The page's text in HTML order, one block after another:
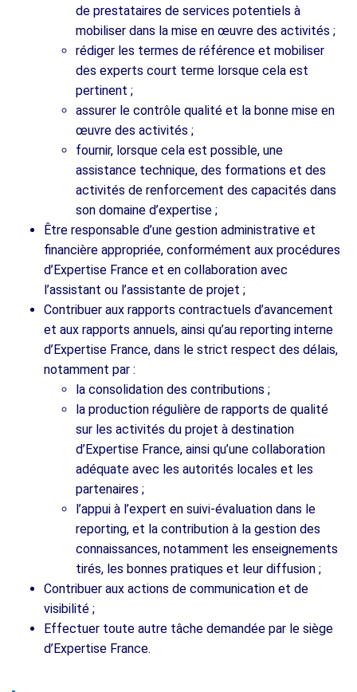
de prestataires de services potentiels à
mobiliser dans la mise en œuvre des activités ;
rédiger les termes de référence et mobiliser
des experts court terme lorsque cela est
pertinent ;
assurer le contrôle qualité et la bonne mise en
œuvre des activités ;
fournir, lorsque cela est possible, une
assistance technique, des formations et des
activités de renforcement des capacités dans
son domaine d’expertise ;
Être responsable d’une gestion administrative et
financière appropriée, conformément aux procédures
d’Expertise France et en collaboration avec
l’assistant ou l’assistante de projet ;
Contribuer aux rapports contractuels d’avancement
et aux rapports annuels, ainsi qu’au reporting interne
d’Expertise France, dans le strict respect des délais,
notamment par :
la consolidation des contributions ;
la production régulière de rapports de qualité
sur les activités du projet à destination
d’Expertise France, ainsi qu’une collaboration
adéquate avec les autorités locales et les
partenaires ;
l’appui à l’expert en suivi-évaluation dans le
reporting, et la contribution à la gestion des
connaissances, notamment les enseignements
tirés, les bonnes pratiques et leur diffusion ;
Contribuer aux actions de communication et de
visibilité ;
Effectuer toute autre tâche demandée par le siège
d’Expertise France.